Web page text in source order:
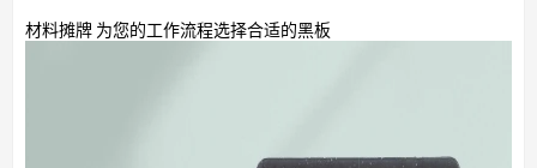
材料摊牌 为您的工作流程选择合适的黑板